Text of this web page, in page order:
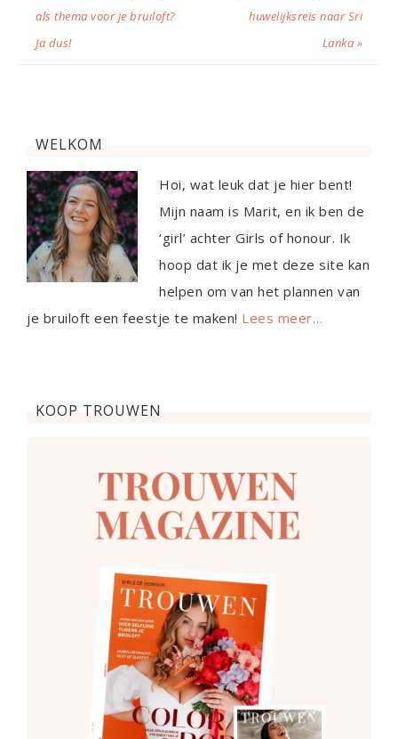
als thema voor je bruiloft?
Ja dus!
huwelijksreis naar Sri
Lanka »
WELKOM
Hoi, wat leuk dat je hier bent!
Mijn naam is Marit, en ik ben de
‘girl’ achter Girls of honour. Ik
hoop dat ik je met deze site kan
helpen om van het plannen van
je bruiloft een feestje te maken! Lees meer…
KOOP TROUWEN